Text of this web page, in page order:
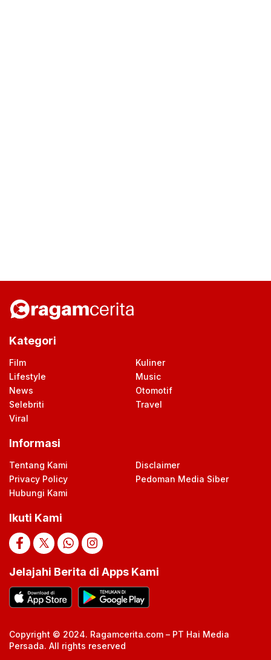
Kategori
Film
Kuliner
Lifestyle
Music
News
Otomotif
Selebriti
Travel
Viral
Informasi
Tentang Kami
Disclaimer
Privacy Policy
Pedoman Media Siber
Hubungi Kami
Ikuti Kami
Jelajahi Berita di Apps Kami
Copyright © 2024. Ragamcerita.com – PT Hai Media
Persada. All rights reserved